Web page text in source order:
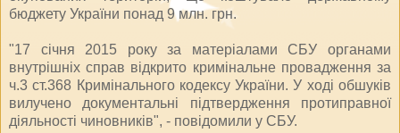
бюджету України понад 9 млн. грн.
"17 січня 2015 року за матеріалами СБУ органами
внутрішніх справ відкрито кримінальне провадження за
ч.3 ст.368 Кримінального кодексу України. У ході обшуків
вилучено документальні підтвердження протиправної
діяльності чиновників", - повідомили у СБУ.